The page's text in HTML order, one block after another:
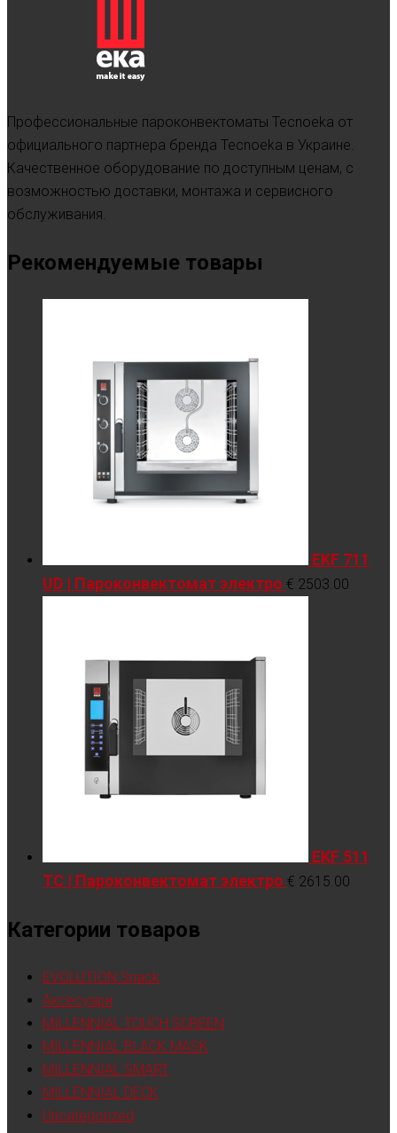
Профессиональные пароконвектоматы Tecnoeka от
официального партнера бренда Tecnoeka в Украине.
Качественное оборудование по доступным ценам, с
возможностью доставки, монтажа и сервисного
обслуживания.
Рекомендуемые товары
EKF 711
UD | Пароконвектомат электро € 2503.00
EKF 511
TC | Пароконвектомат электро € 2615.00
Категории товаров
EVOLUTION Snack
Аксесуари
MILLENNIAL TOUCH SCREEN
MILLENNIAL BLACK MASK
MILLENNIAL SMART
MILLENNIAL DECK
Uncategorized